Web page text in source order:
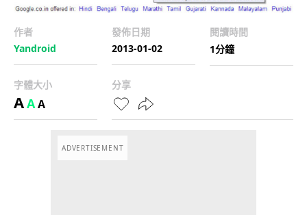
作者
Yandroid
發佈日期
2013-01-02
閱讀時間
1分鐘
字體大小
AAA
分享
ADVERTISEMENT